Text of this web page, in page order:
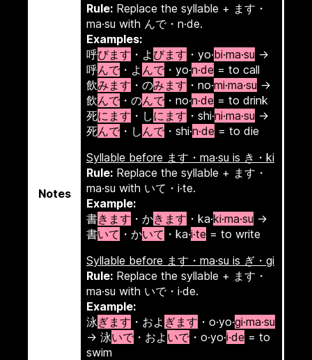
Notes
Rule: Replace the syllable + ます・
ma·su with んで・n·de.
Examples:
呼びます ・よ びます ・yo·bi·ma·su →
呼んで ・よ んで ・yo·n·de = to call
飲みます ・のみます ・no·mi·ma·su →
飲んで ・のんで ・no·n·de = to drink
死にます ・しにます ・shi·ni·ma·su →
死んで ・し んで ・shi·n·de = to die
Syllable before ます・ma·su is き・ki
Rule: Replace the syllable + ます・
ma·su with いて・i·te.
Example:
書きます ・かきます ・ka·ki·ma·su →
書いて ・かいて ・ka·i·te = to write
Syllable before ます・ma·su is ぎ・gi
Rule: Replace the syllable + ます・
ma·su with いで・i·de.
Example:
泳ぎます ・およ ぎます ・o·yo·gi·ma·su
→ 泳いで ・およ いで ・o·yo·i·de = to
swim